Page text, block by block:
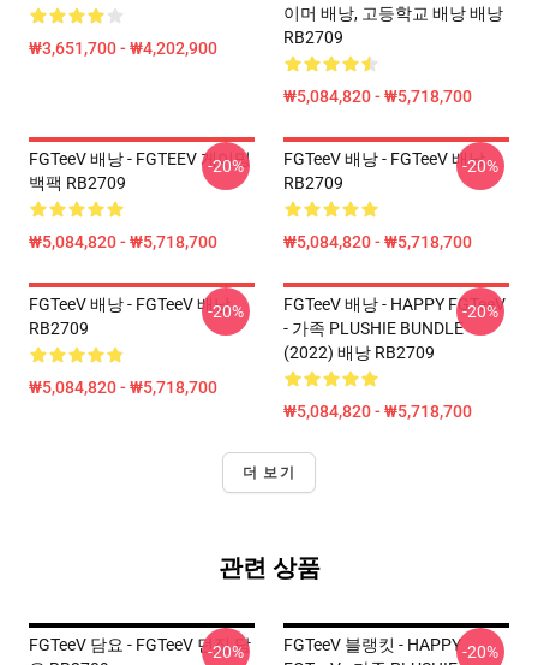
₩3,651,700 - ₩4,202,900
이머 배낭, 고등학교 배낭 배낭
RB2709
₩5,084,820 - ₩5,718,700
FGTeeV 배낭 - FGTEEV 게이밍
백팩 RB2709
₩5,084,820 - ₩5,718,700
-20%
FGTeeV 배낭 - FGTeeV 배낭
RB2709
₩5,084,820 - ₩5,718,700
-20%
FGTeeV 배낭 - FGTeeV 배낭
RB2709
₩5,084,820 - ₩5,718,700
-20%
FGTeeV 배낭 - HAPPY FGTeeV
- 가족 PLUSHIE BUNDLE
(2022) 배낭 RB2709
₩5,084,820 - ₩5,718,700
-20%
더 보기
관련 상품
FGTeeV 담요 - FGTeeV 던짐 담
-20%
FGTeeV 블랭킷 - HAPPY-20%